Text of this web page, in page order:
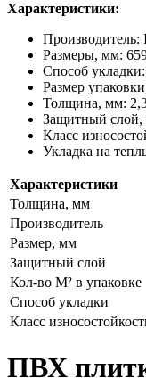
Характеристики:
Производитель:
Размеры, мм:
Способ
Размер
Толщина, мм:
Защитный слой,
Класс
Укладка на
Характеристики
Толщина, мм
Производитель
Размер, мм
Защитный слой
Кол-во М² в упаковке
Способ укладки
Класс
ПВХ